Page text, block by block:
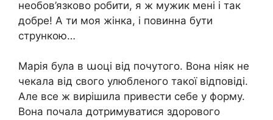
необов’язково робити, я ж мужик мені і так
добре! А ти моя жінка, і повинна бути
стрункою…
Марія була в աоці від почутого. Вона ніяк не
чекала від свого улюбленого такої відповіді.
Але все ж вирішила привести себе у форму.
Вона почала дотримуватися здорового